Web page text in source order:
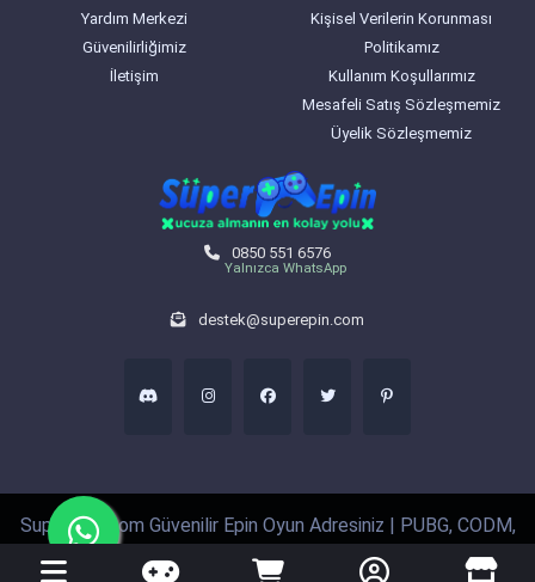
Yardım Merkezi
Güvenilirliğimiz
İletişim
Kişisel Verilerin Korunması
Politikamız
Kullanım Koşullarımız
Mesafeli Satış Sözleşmemiz
Üyelik Sözleşmemiz
0850 551 6576
Yalnızca WhatsApp
destek@superepin.com
SuperEpin.com Güvenilir Epin Oyun Adresiniz | PUBG, CODM,
VALORANT, RAZER GOLD, KNIGHT ONLINE, © Tüm hakları